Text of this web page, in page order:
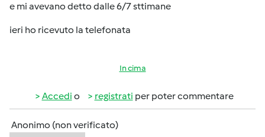
e mi avevano detto dalle 6/7 sttimane
ieri ho ricevuto la telefonata
In cima
Accedi o registrati per poter commentare
Anonimo (non verificato)